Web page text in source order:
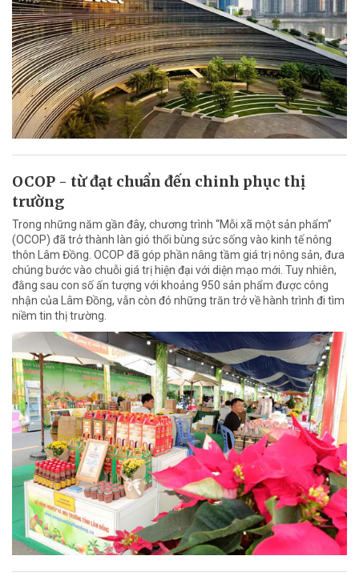
OCOP - từ đạt chuẩn đến chinh phục thị
trường
Trong những năm gần đây, chương trình “Mỗi xã một sản phẩm”
(OCOP) đã trở thành làn gió thổi bùng sức sống vào kinh tế nông
thôn Lâm Đồng. OCOP đã góp phần nâng tầm giá trị nông sản, đưa
chúng bước vào chuỗi giá trị hiện đại với diện mạo mới. Tuy nhiên,
đằng sau con số ấn tượng với khoảng 950 sản phẩm được công
nhận của Lâm Đồng, vẫn còn đó những trăn trở về hành trình đi tìm
niềm tin thị trường.